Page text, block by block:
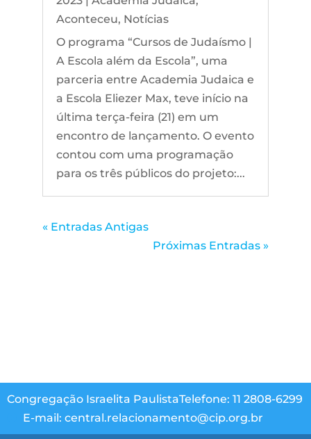
Aconteceu, Notícias
O programa “Cursos de Judaísmo |
A Escola além da Escola”, uma
parceria entre Academia Judaica e
a Escola Eliezer Max, teve início na
última terça-feira (21) em um
encontro de lançamento. O evento
contou com uma programação
para os três públicos do projeto:...
« Entradas Antigas
Próximas Entradas »
Congregação Israelita PaulistaTelefone: 11 2808-6299
E-mail: central.relacionamento@cip.org.br